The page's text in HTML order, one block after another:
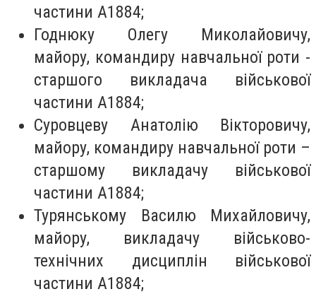
частини А1884;
Годнюку Олегу Миколайовичу,
майору, командиру навчальної роти -
старшого викладача військової
частини А1884;
Суровцеву Анатолію Вікторовичу,
майору, командиру навчальної роти –
старшому викладачу військової
частини А1884;
Турянському Василю Михайловичу,
майору, викладачу військово-
технічних дисциплін військової
частини А1884;